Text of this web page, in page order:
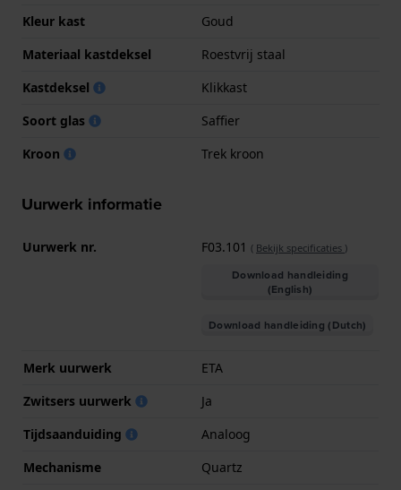
Kleur kast
Goud
Materiaal kastdeksel
Roestvrij staal
Kastdeksel
Klikkast
Soort glas
Saffier
Kroon
Trek kroon
Uurwerk informatie
Uurwerk nr. F03.101 ( Bekijk specificaties )
Download handleiding
(English)
Download handleiding (Dutch)
Merk uurwerk
ETA
Zwitsers uurwerk
Ja
Tijdsaanduiding
Analoog
Mechanisme
Quartz